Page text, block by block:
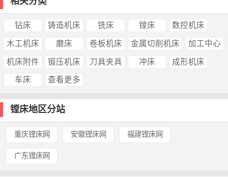
钻床 铸造机床 铣床 镗床 数控机床
木工机床 磨床 卷板机床 金属切削机床 加工中心
机床附件 锻压机床 刀具夹具 冲床 成形机床
车床 查看更多
镗床地区分站
重庆镗床网 安徽镗床网 福建镗床网
广东镗床网